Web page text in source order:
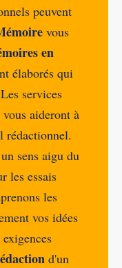
peuvent
vous
en
élaborés qui
services
aideront à
rédactionnel.
sens aigu du
les essais
les
vos idées
d'un